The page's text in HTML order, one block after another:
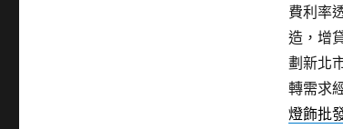
費利率
造，增
劃新北
轉需求
燈飾批